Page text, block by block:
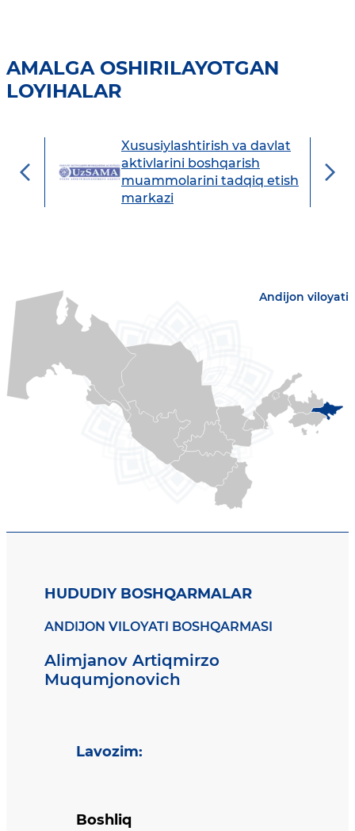
AMALGA OSHIRILAYOTGAN
LOYIHALAR
Xususiylashtirish va davlat
aktivlarini boshqarish
muammolarini tadqiq etish
markazi
Andijon viloyati
HUDUDIY BOSHQARMALAR
ANDIJON VILOYATI BOSHQARMASI
Alimjanov Artiqmirzo
Muqumjonovich
Lavozim:
Boshliq